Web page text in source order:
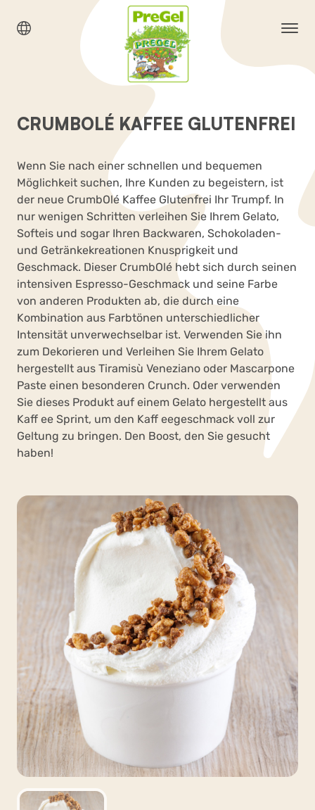
CRUMBOLÉ KAFFEE GLUTENFREI
Wenn Sie nach einer schnellen und bequemen
Möglichkeit suchen, Ihre Kunden zu begeistern, ist
der neue CrumbOlé Kaffee Glutenfrei Ihr Trumpf. In
nur wenigen Schritten verleihen Sie Ihrem Gelato,
Softeis und sogar Ihren Backwaren, Schokoladen-
und Getränkekreationen Knusprigkeit und
Geschmack. Dieser CrumbOlé hebt sich durch seinen
intensiven Espresso-Geschmack und seine Farbe
von anderen Produkten ab, die durch eine
Kombination aus Farbtönen unterschiedlicher
Intensität unverwechselbar ist. Verwenden Sie ihn
zum Dekorieren und Verleihen Sie Ihrem Gelato
hergestellt aus Tiramisù Veneziano oder Mascarpone
Paste einen besonderen Crunch. Oder verwenden
Sie dieses Produkt auf einem Gelato hergestellt aus
Kaff ee Sprint, um den Kaff eegeschmack voll zur
Geltung zu bringen. Den Boost, den Sie gesucht
haben!